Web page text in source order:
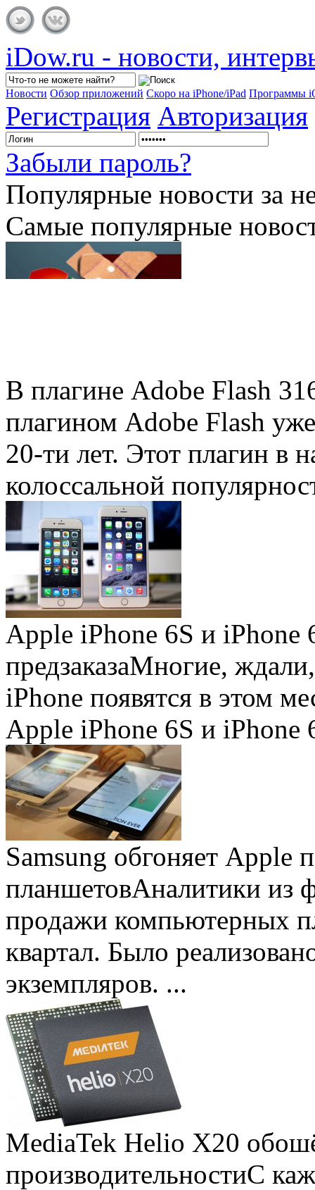
iDow.ru - новости,
Новости Обзор приложений Скоро на iPhone/iPad Программы
Регистрация Авторизация
Забыли пароль?
Популярные новости за
Самые популярные
В плагине Adobe Flash
плагином Adobe Flash
20-ти лет. Этот плагин в
колоссальной
Apple iPhone 6S и iPhone
предзаказаМногие, ждали,
iPhone появятся в этом
Apple iPhone 6S и iPhone
Samsung обгоняет Apple
планшетовАналитики из
продажи компьютерных
квартал. Было
экземпляров. ...
MediaTek Helio X20
производительностиС